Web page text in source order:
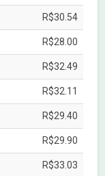
R$30.54
R$28.00
R$32.49
R$32.11
R$29.40
R$29.90
R$33.03